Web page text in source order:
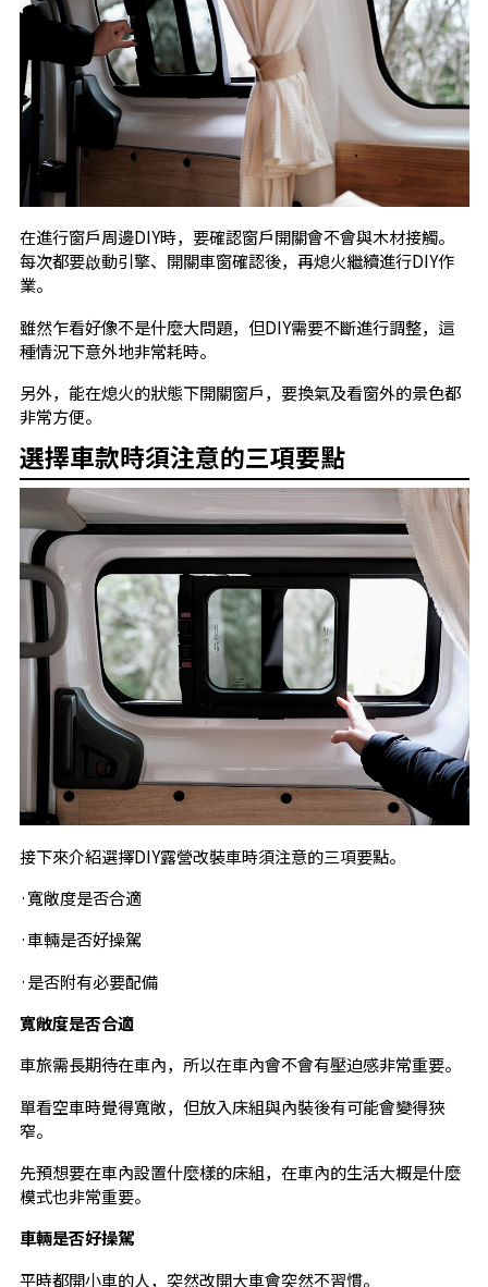
在進行窗戶周邊DIY時，要確認窗戶開關會不會與木材接觸。
每次都要啟動引擎、開關車窗確認後，再熄火繼續進行DIY作
業。
雖然乍看好像不是什麼大問題，但DIY需要不斷進行調整，這
種情況下意外地非常耗時。
另外，能在熄火的狀態下開關窗戶，要換氣及看窗外的景色都
非常方便。
選擇車款時須注意的三項要點
接下來介紹選擇DIY露營改裝車時須注意的三項要點。
·寬敞度是否合適
·車輛是否好操駕
·是否附有必要配備
寬敞度是否合適
車旅需長期待在車內，所以在車內會不會有壓迫感非常重要。
單看空車時覺得寬敞，但放入床組與內裝後有可能會變得狹
窄。
先預想要在車內設置什麼樣的床組，在車內的生活大概是什麼
模式也非常重要。
車輛是否好操駕
平時都開小車的人，突然改開大車會突然不習慣。